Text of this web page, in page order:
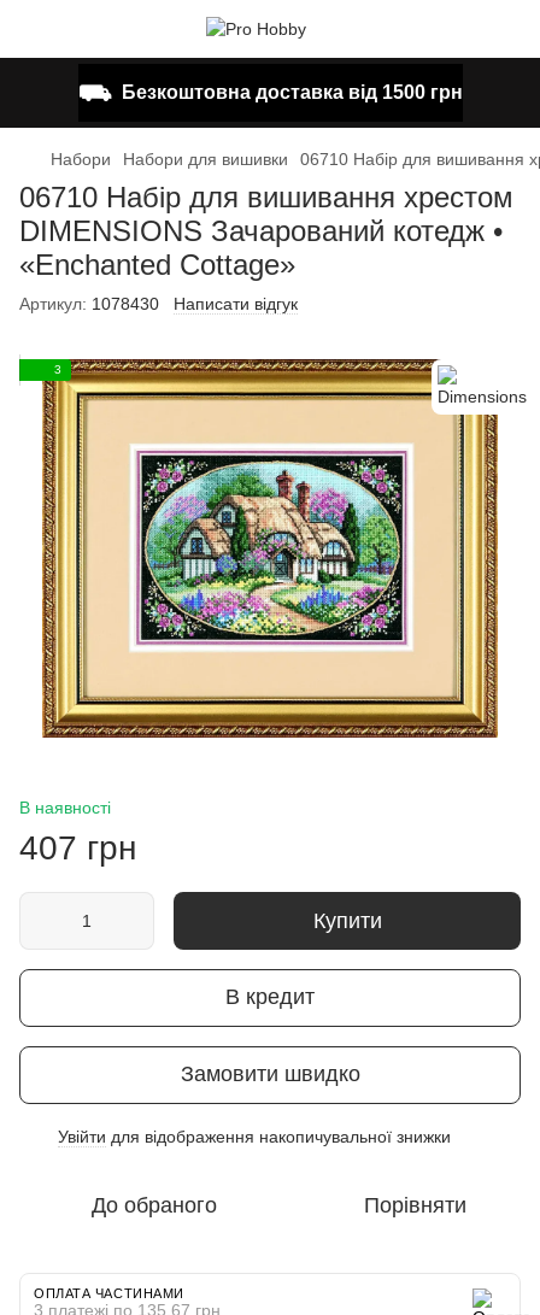
⛟ Безкоштовна доставка від 1500 грн
Набори Набори для вишивки 06710 Набір для вишивання
06710 Набір для вишивання хрестом
DIMENSIONS Зачарований котедж •
«Enchanted Cottage»
Артикул: 1078430 Написати відгук
3
В наявності
407 грн
Купити
В кредит
Замовити швидко
Увійти для відображення накопичувальної знижки
До обраного Порівняти
ОПЛАТА ЧАСТИНАМИ
3 платежі по 135.67 грн